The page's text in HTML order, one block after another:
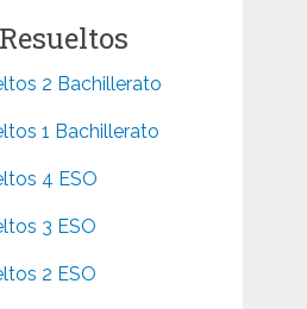
2 Bachillerato
1 Bachillerato
4 ESO
3 ESO
2 ESO